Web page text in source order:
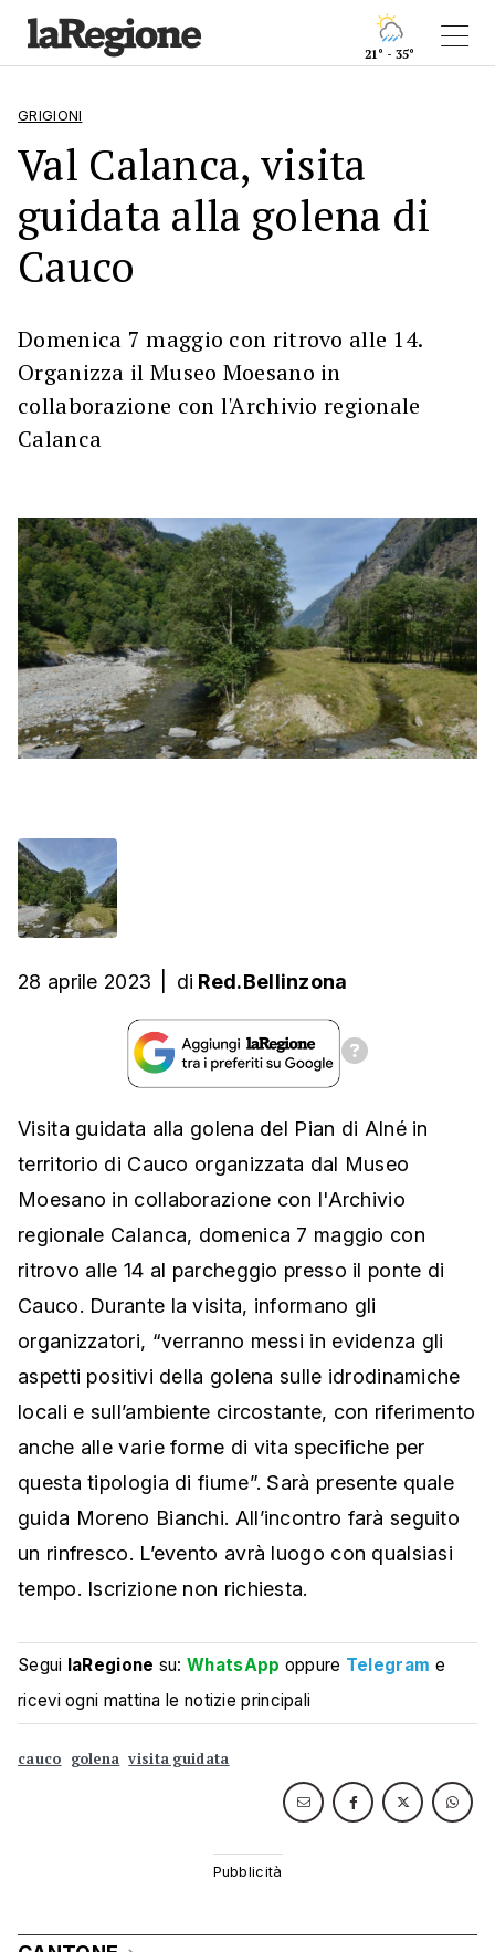
21° - 35°
GRIGIONI
Val Calanca, visita
guidata alla golena di
Cauco
Domenica 7 maggio con ritrovo alle 14.
Organizza il Museo Moesano in
collaborazione con l'Archivio regionale
Calanca
28 aprile 2023 di Red.Bellinzona
Visita guidata alla golena del Pian di Alné in
territorio di Cauco organizzata dal Museo
Moesano in collaborazione con l'Archivio
regionale Calanca, domenica 7 maggio con
ritrovo alle 14 al parcheggio presso il ponte di
Cauco. Durante la visita, informano gli
organizzatori, “verranno messi in evidenza gli
aspetti positivi della golena sulle idrodinamiche
locali e sull’ambiente circostante, con riferimento
anche alle varie forme di vita specifiche per
questa tipologia di fiume”. Sarà presente quale
guida Moreno Bianchi. All’incontro farà seguito
un rinfresco. L’evento avrà luogo con qualsiasi
tempo. Iscrizione non richiesta.
Segui laRegione su:WhatsApp oppure Telegram e
ricevi ogni mattina le notizie principali
cauco golena visita guidata